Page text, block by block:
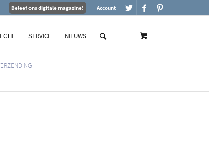
Account
Beleef ons digitale magazine!
SERVICE NIEUWS